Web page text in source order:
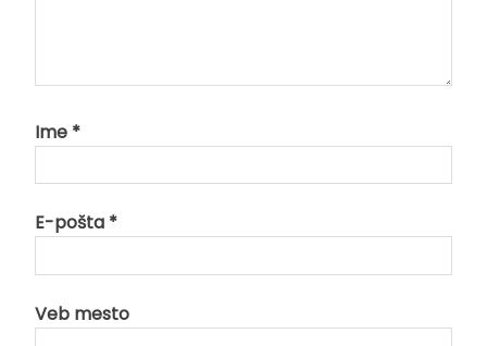
Ime *
E-pošta *
Veb mesto